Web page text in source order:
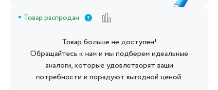
Товар распродан
Товар больше не доступен!
Обращайтесь к нам и мы подберем идеальные
аналоги, которые удовлетворят ваши
потребности и порадуют выгодной ценой.